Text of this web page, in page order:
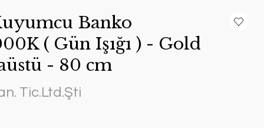
Banko
( Gün Işığı ) - Gold
- 80 cm
Tic.Ltd.Şti